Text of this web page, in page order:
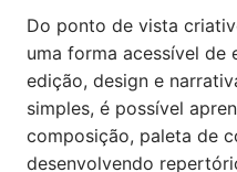
Do ponto de vista
uma forma acessível de
edição, design e
simples, é possível
composição, paleta de
desenvolvendo